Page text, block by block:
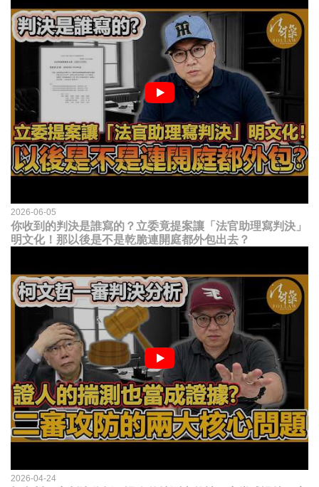
2026-06-05
你收到的判決是誰寫的？立委竟提案讓「法官助理寫判決」
明文化！那以後是不是乾脆連開庭都外包出去？
2026-04-24